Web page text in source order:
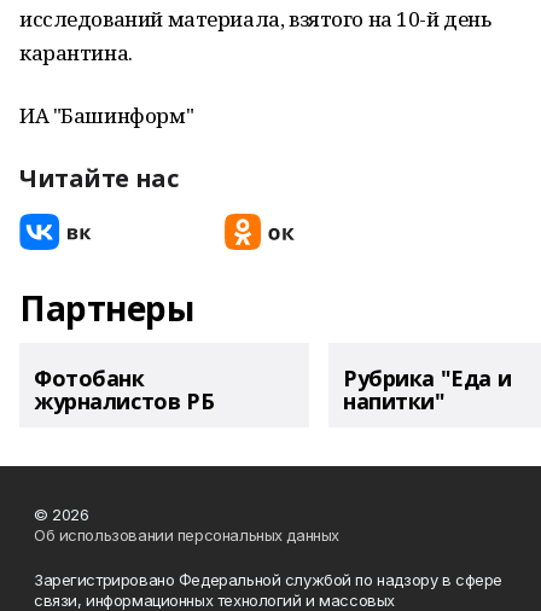
исследований материала, взятого на 10-й день
карантина.
ИА "Башинформ"
Читайте нас
Партнеры
Фотобанк
журналистов РБ
Рубрика "Еда и
напитки"
© 2026
Об использовании персональных данных
Зарегистрировано Федеральной службой по надзору в сфере
связи, информационных технологий и массовых